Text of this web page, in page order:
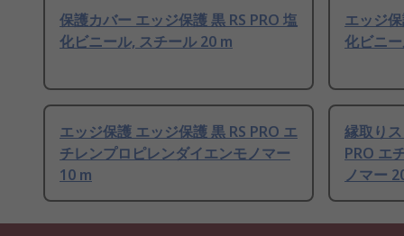
保護カバー エッジ保護 黒 RS PRO 塩
化ビニール, スチール 20 m
エッジ
化ビニ
エッジ保護 エッジ保護 黒 RS PRO エ
チレンプロピレンダイエンモノマー
10 m
縁取り
PRO エ
ノマー